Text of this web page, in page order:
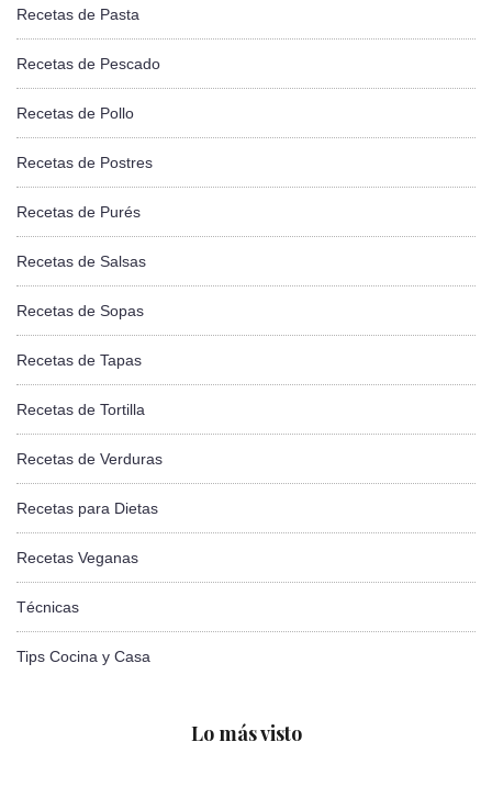
Recetas de Pasta
Recetas de Pescado
Recetas de Pollo
Recetas de Postres
Recetas de Purés
Recetas de Salsas
Recetas de Sopas
Recetas de Tapas
Recetas de Tortilla
Recetas de Verduras
Recetas para Dietas
Recetas Veganas
Técnicas
Tips Cocina y Casa
Lo más visto